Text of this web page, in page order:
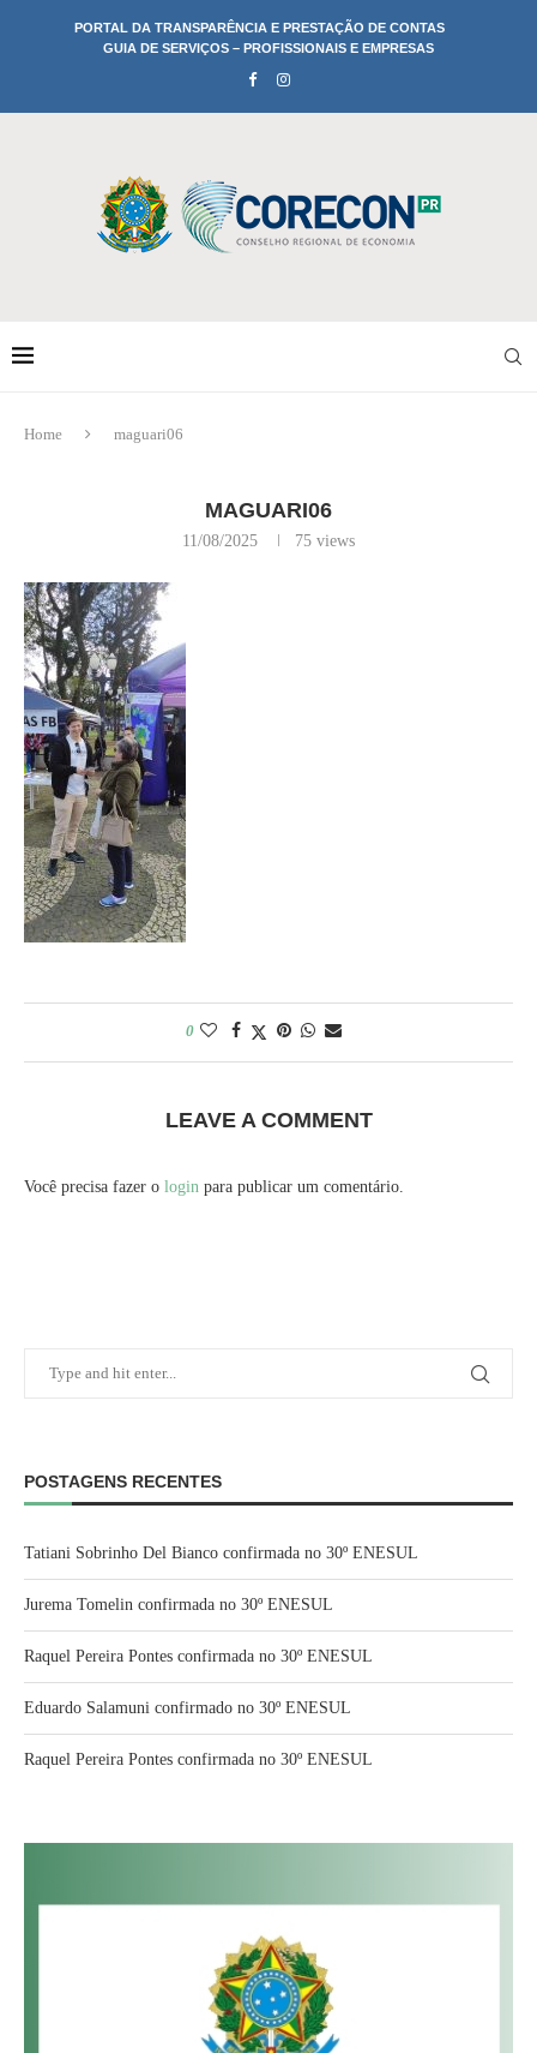
PORTAL DA TRANSPARÊNCIA E PRESTAÇÃO DE CONTAS
GUIA DE SERVIÇOS – PROFISSIONAIS E EMPRESAS
Home maguari06
MAGUARI06
11/08/2025 75 views
0
LEAVE A COMMENT
Você precisa fazer o login para publicar um comentário.
POSTAGENS RECENTES
Tatiani Sobrinho Del Bianco confirmada no 30º ENESUL
Jurema Tomelin confirmada no 30º ENESUL
Raquel Pereira Pontes confirmada no 30º ENESUL
Eduardo Salamuni confirmado no 30º ENESUL
Raquel Pereira Pontes confirmada no 30º ENESUL